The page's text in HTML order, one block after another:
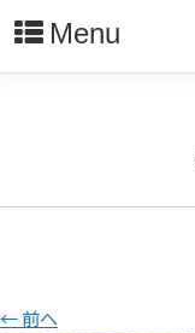
Menu
← 前へ